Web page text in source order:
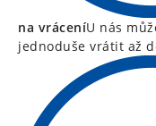
na vráceníU nás
jednoduše vrátit až